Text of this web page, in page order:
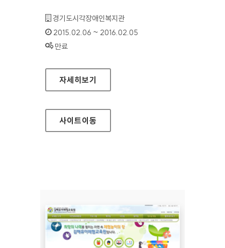
기관명 :
경기도시각장애인복지관
인증기간 :
2015.02.06 ~ 2016.02.05
상태 :
만료
경기도시각장애인복지관 홈페이지
자세히보기
사이트이동